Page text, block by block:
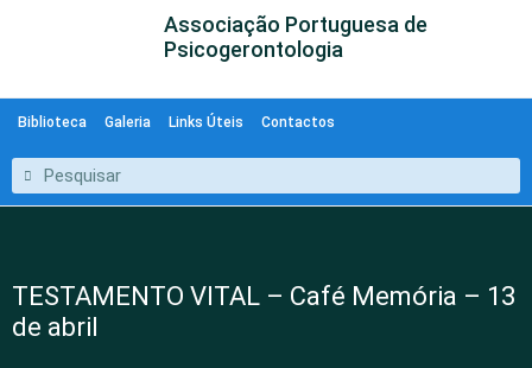
Associação Portuguesa de
Psicogerontologia
Biblioteca Galeria Links Úteis Contactos
TESTAMENTO VITAL – Café Memória – 13
de abril